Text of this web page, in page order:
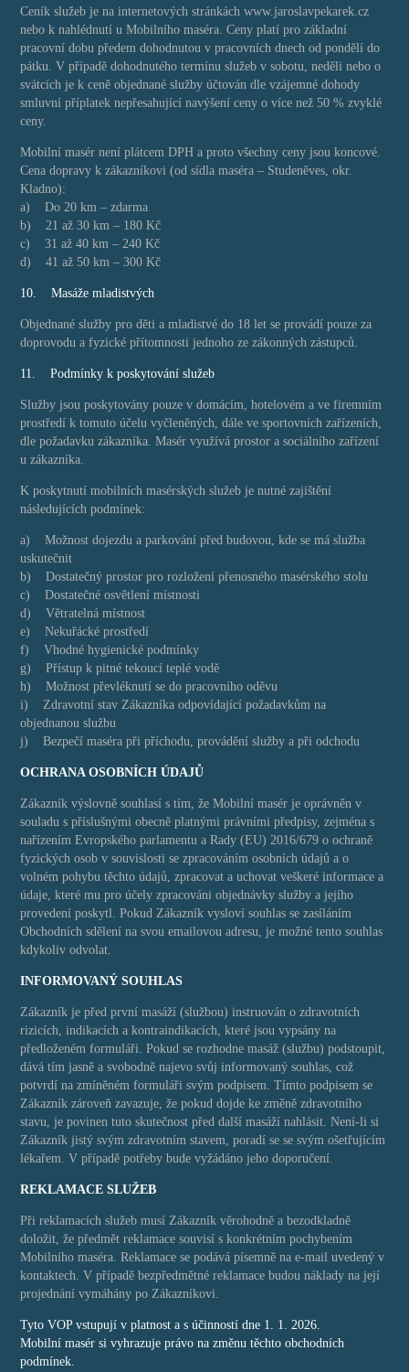
Ceník služeb je na internetových stránkách www.jaroslavpekarek.cz
nebo k nahlédnutí u Mobilního maséra. Ceny platí pro základní
pracovní dobu předem dohodnutou v pracovních dnech od pondělí do
pátku. V případě dohodnutého termínu služeb v sobotu, neděli nebo o
svátcích je k ceně objednané služby účtován dle vzájemné dohody
smluvní příplatek nepřesahující navýšení ceny o více než 50 % zvyklé
ceny.
Mobilní masér není plátcem DPH a proto všechny ceny jsou koncové.
Cena dopravy k zákazníkovi (od sídla maséra – Studeněves, okr.
Kladno):
a) Do 20 km – zdarma
b) 21 až 30 km – 180 Kč
c) 31 až 40 km – 240 Kč
d) 41 až 50 km – 300 Kč
10. Masáže mladistvých
Objednané služby pro děti a mladistvé do 18 let se provádí pouze za
doprovodu a fyzické přítomnosti jednoho ze zákonných zástupců.
11. Podmínky k poskytování služeb
Služby jsou poskytovány pouze v domácím, hotelovém a ve firemním
prostředí k tomuto účelu vyčleněných, dále ve sportovních zařízeních,
dle požadavku zákazníka. Masér využívá prostor a sociálního zařízení
u zákazníka.
K poskytnutí mobilních masérských služeb je nutné zajištění
následujících podmínek:
a) Možnost dojezdu a parkování před budovou, kde se má služba
uskutečnit
b) Dostatečný prostor pro rozložení přenosného masérského stolu
c) Dostatečné osvětlení místnosti
d) Větratelná místnost
e) Nekuřácké prostředí
f) Vhodné hygienické podmínky
g) Přístup k pitné tekoucí teplé vodě
h) Možnost převléknutí se do pracovního oděvu
i) Zdravotní stav Zákazníka odpovídající požadavkům na
objednanou službu
j) Bezpečí maséra při příchodu, provádění služby a při odchodu
OCHRANA OSOBNÍCH ÚDAJŮ
Zákazník výslovně souhlasí s tím, že Mobilní masér je oprávněn v
souladu s příslušnými obecně platnými právními předpisy, zejména s
nařízením Evropského parlamentu a Rady (EU) 2016/679 o ochraně
fyzických osob v souvislosti se zpracováním osobních údajů a o
volném pohybu těchto údajů, zpracovat a uchovat veškeré informace a
údaje, které mu pro účely zpracováni objednávky služby a jejího
provedení poskytl. Pokud Zákazník vysloví souhlas se zasíláním
Obchodních sdělení na svou emailovou adresu, je možné tento souhlas
kdykoliv odvolat.
INFORMOVANÝ SOUHLAS
Zákazník je před první masáží (službou) instruován o zdravotních
rizicích, indikacích a kontraindikacích, které jsou vypsány na
předloženém formuláři. Pokud se rozhodne masáž (službu) podstoupit,
dává tím jasně a svobodně najevo svůj informovaný souhlas, což
potvrdí na zmíněném formuláři svým podpisem. Tímto podpisem se
Zákazník zároveň zavazuje, že pokud dojde ke změně zdravotního
stavu, je povinen tuto skutečnost před další masáží nahlásit. Není-li si
Zákazník jistý svým zdravotním stavem, poradí se se svým ošetřujícím
lékařem. V případě potřeby bude vyžádáno jeho doporučení.
REKLAMACE SLUŽEB
Při reklamacích služeb musí Zákazník věrohodně a bezodkladně
doložit, že předmět reklamace souvisí s konkrétním pochybením
Mobilního maséra. Reklamace se podává písemně na e-mail uvedený v
kontaktech. V případě bezpředmětné reklamace budou náklady na její
projednání vymáhány po Zákazníkovi.
Tyto VOP vstupují v platnost a s účinností dne 1. 1. 2026.
Mobilní masér si vyhrazuje právo na změnu těchto obchodních
podmínek.